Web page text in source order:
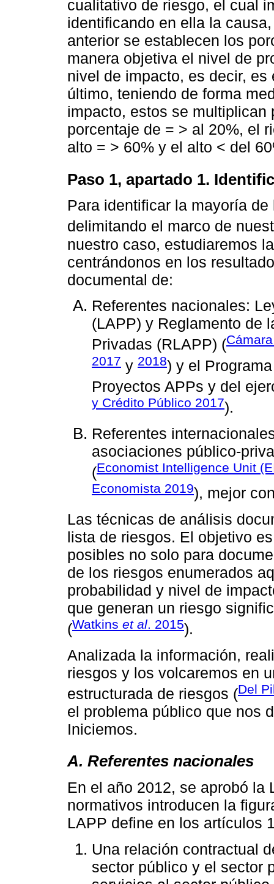
cualitativo de riesgo, el cual
identificando en ella la
anterior se establecen los
manera objetiva el nivel de
nivel de impacto, es decir,
último, teniendo de forma
impacto, estos se multiplican
porcentaje de = > al 20%, el
alto = > 60% y el alto < del
Paso 1, apartado 1.
Para identificar la mayoría
delimitando el marco de
nuestro caso, estudiaremos
centrándonos en los
documental de:
Referentes nacionales:
(LAPP) y Reglamento de
Privadas (RLAPP) (
2017 y 2018) y el
Proyectos APPs y del
y Crédito Público 2017).
Referentes
asociaciones público-
(Economist Intelligence Unit
Economista 2019), mejor
Las técnicas de análisis
lista de riesgos. El objetivo
posibles no solo para
de los riesgos enumerados
probabilidad y nivel de
que generan un riesgo
(Watkins et al. 2015).
Analizada la información,
riesgos y los volcaremos en
estructurada de riesgos (Del
el problema público que nos
Iniciemos.
A. Referentes nacionales
En el año 2012, se aprobó la
normativos introducen la
LAPP define en los artículos
Una relación contractual
sector público y el sector